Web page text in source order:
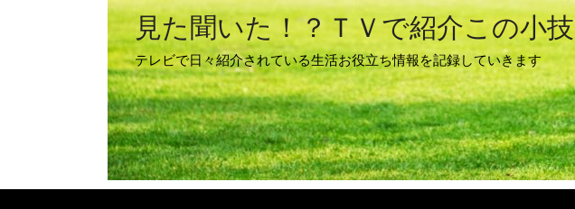
見た聞いた！？ＴＶで紹介この小技
テレビで日々紹介されている生活お役立ち情報を記録していきます